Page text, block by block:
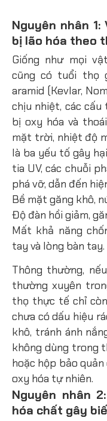
Nguyên nhân
bị lão hóa theo
Giống như mọi
cũng có tuổi thọ
aramid (Kevlar,
chịu nhiệt, các
bị oxy hóa và
mặt trời, nhiệt độ
là ba yếu tố gây
tia UV, các chuỗi
phá vỡ, dẫn đến
Bề mặt găng khô,
Độ đàn hồi giảm,
Mất khả năng
tay và lòng bàn tay.
Thông thường,
thường xuyên
thọ thực tế chỉ
chưa có dấu hiệu
khô, tránh ánh
không dùng trong
hoặc hộp bảo
oxy hóa tự nhiên.
Nguyên nhân
hóa chất gây